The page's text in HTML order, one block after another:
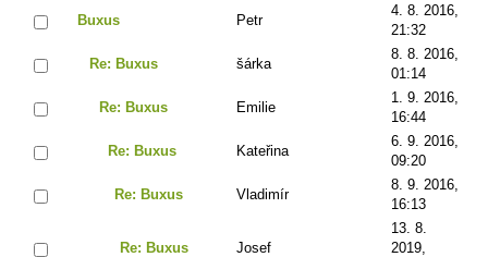
Buxus
Petr
4. 8. 2016,
21:32
Re: Buxus šárka
8. 8. 2016,
01:14
Re: Buxus Emilie
1. 9. 2016,
16:44
Re: Buxus Kateřina
6. 9. 2016,
09:20
Re: Buxus Vladimír
8. 9. 2016,
16:13
Re: Buxus Josef
13. 8.
2019,